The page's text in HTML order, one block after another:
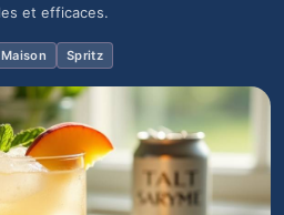
et efficaces.
Spritz